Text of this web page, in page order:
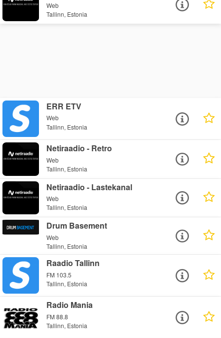
Web
Tallinn, Estonia
ERR ETV
Web
Tallinn, Estonia
Netiraadio - Retro
Web
Tallinn, Estonia
Netiraadio - Lastekanal
Web
Tallinn, Estonia
Drum Basement
Web
Tallinn, Estonia
Raadio Tallinn
FM 103.5
Tallinn, Estonia
Radio Mania
FM 88.8
Tallinn, Estonia